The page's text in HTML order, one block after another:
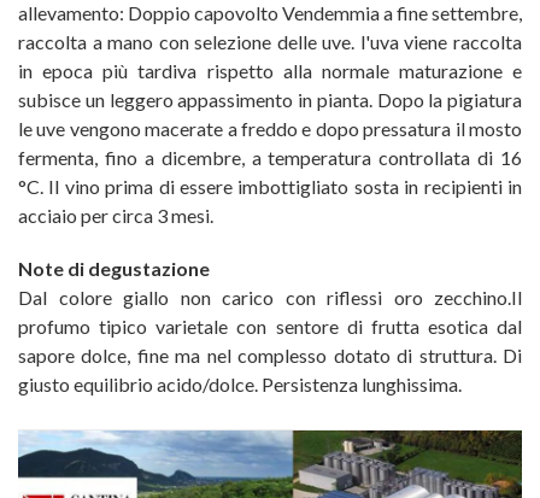
allevamento: Doppio capovolto Vendemmia a fine settembre,
raccolta a mano con selezione delle uve. l'uva viene raccolta
in epoca più tardiva rispetto alla normale maturazione e
subisce un leggero appassimento in pianta. Dopo la pigiatura
le uve vengono macerate a freddo e dopo pressatura il mosto
fermenta, fino a dicembre, a temperatura controllata di 16
°C. Il vino prima di essere imbottigliato sosta in recipienti in
acciaio per circa 3 mesi.
Note di degustazione
Dal colore giallo non carico con riflessi oro zecchino.Il
profumo tipico varietale con sentore di frutta esotica dal
sapore dolce, fine ma nel complesso dotato di struttura. Di
giusto equilibrio acido/dolce. Persistenza lunghissima.